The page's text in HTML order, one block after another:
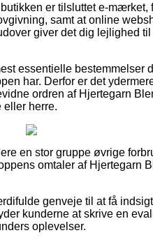
er tilsluttet e-
samt at online
giver det dig lejlighed
essentielle bestemmelser
har. Derfor er det
ordren af Hjertegarn
eller herre.
en stor gruppe øvrige
omtaler af Hjertegarn
genveje til at få
kunderne at skrive en
oplevelser.